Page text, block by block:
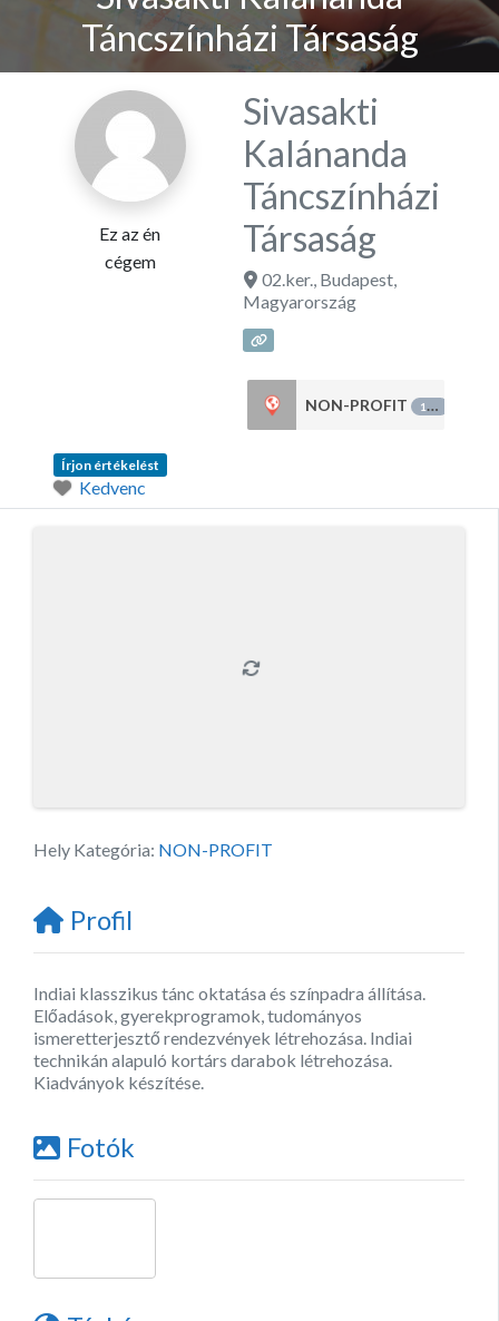
Táncszínházi Társaság
Ez az én
cégem
Sivasakti
Kalánanda
Táncszínházi
Társaság
02.ker., Budapest,
Magyarország
NON-PROFIT 151
Írjon értékelést
Kedvenc
Hely Kategória: NON-PROFIT
Profil
Indiai klasszikus tánc oktatása és színpadra állítása.
Előadások, gyerekprogramok, tudományos
ismeretterjesztő rendezvények létrehozása. Indiai
technikán alapuló kortárs darabok létrehozása.
Kiadványok készítése.
Fotók